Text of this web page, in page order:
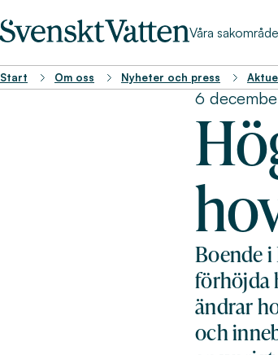
Våra
Start Om oss Nyheter och press
6
Boende
förhöjda
ändrar
och